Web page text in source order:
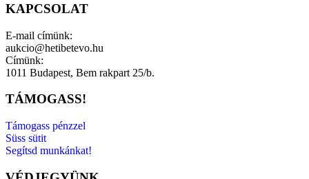
KAPCSOLAT
E-mail címünk:
aukcio@hetibetevo.hu
Címünk:
1011 Budapest, Bem rakpart 25/b.
TÁMOGASS!
Támogass pénzzel
Süss sütit
Segítsd munkánkat!